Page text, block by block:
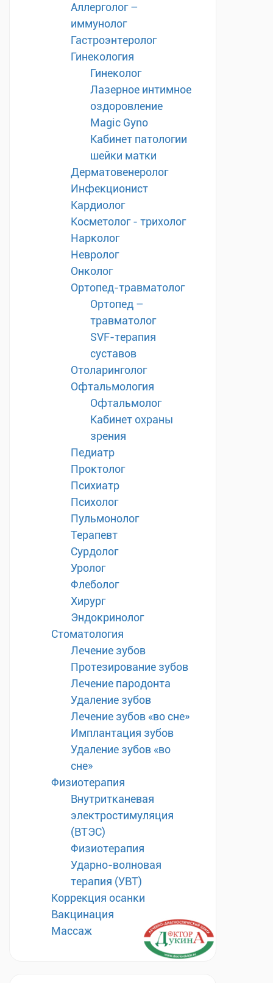
Аллерголог –
иммунолог
Гастроэнтеролог
Гинекология
Гинеколог
Лазерное интимное
оздоровление
Magic Gyno
Кабинет патологии
шейки матки
Дерматовенеролог
Инфекционист
Кардиолог
Косметолог - трихолог
Нарколог
Невролог
Онколог
Ортопед-травматолог
Ортопед –
травматолог
SVF-терапия
суставов
Отоларинголог
Офтальмология
Офтальмолог
Кабинет охраны
зрения
Педиатр
Проктолог
Психиатр
Психолог
Пульмонолог
Терапевт
Сурдолог
Уролог
Флеболог
Хирург
Эндокринолог
Стоматология
Лечение зубов
Протезирование зубов
Лечение пародонта
Удаление зубов
Лечение зубов «во сне»
Имплантация зубов
Удаление зубов «во
сне»
Физиотерапия
Внутритканевая
электростимуляция
(ВТЭС)
Физиотерапия
Ударно-волновая
терапия (УВТ)
Коррекция осанки
Вакцинация
Массаж